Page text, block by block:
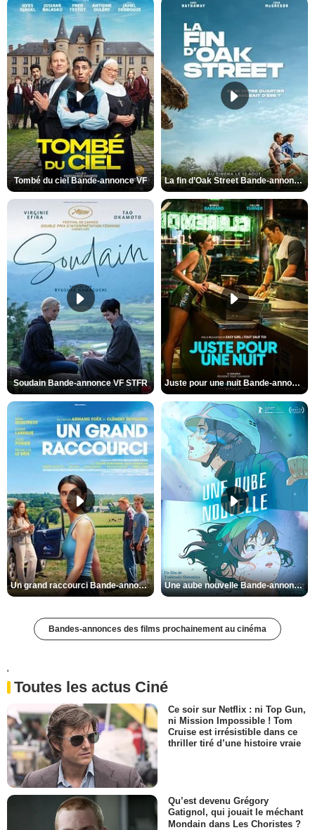
Tombé du ciel Bande-annonce VF La fin d’Oak Street Bande-annonce VO STFR
Soudain Bande-annonce VF STFR Juste pour une nuit Bande-annonce VO STFR
Un grand raccourci Bande-annonce VF Une aube nouvelle Bande-annonce VO STFR
Bandes-annonces des films prochainement au cinéma
'
Toutes les actus Ciné
Ce soir sur Netflix : ni Top Gun,
ni Mission Impossible ! Tom
Cruise est irrésistible dans ce
thriller tiré d’une histoire vraie
Qu’est devenu Grégory
Gatignol, qui jouait le méchant
Mondain dans Les Choristes ?